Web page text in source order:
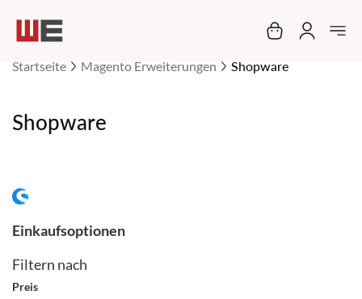
Mein
Startseite Magento Erweiterungen Shopware
Shopware
Einkaufsoptionen
Filtern nach
Preis